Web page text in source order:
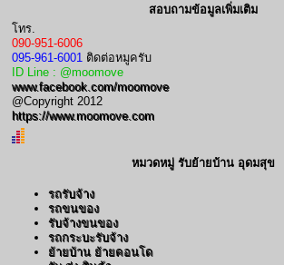
สอบถามข้อมูลเพิ่มเติม
โทร.
090-951-6006
095-961-6001 ติดต่อหมูครับ
ID Line : @moomove
www.facebook.com/moomove
@Copyright 2012
https://www.moomove.com
หมวดหมู่ รับย้ายบ้าน อุดมสุข
รถรับจ้าง
รถขนของ
รับจ้างขนของ
รถกระบะรับจ้าง
ย้ายบ้าน ย้ายคอนโด